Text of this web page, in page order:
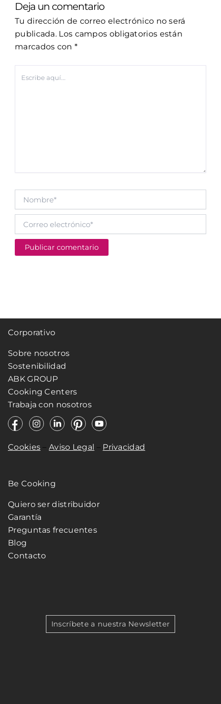
Deja un comentario
Tu dirección de correo electrónico no será
publicada. Los campos obligatorios están
marcados con *
aquí...
electrónico*
Corporativo
Sobre nosotros
Sostenibilidad
ABK GROUP
Cooking Centers
Trabaja con nosotros
Cookies –Aviso Legal – Privacidad
Be Cooking
Quiero ser distribuidor
Garantía
Preguntas frecuentes
Blog
Contacto
Inscríbete a nuestra Newsletter